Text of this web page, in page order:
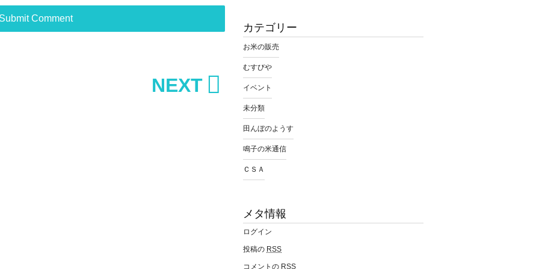
NEXT
カテゴリー
お米の販売
むすびや
イベント
未分類
田んぼのようす
鳴子の米通信
ＣＳＡ
メタ情報
ログイン
投稿の RSS
コメントの RSS